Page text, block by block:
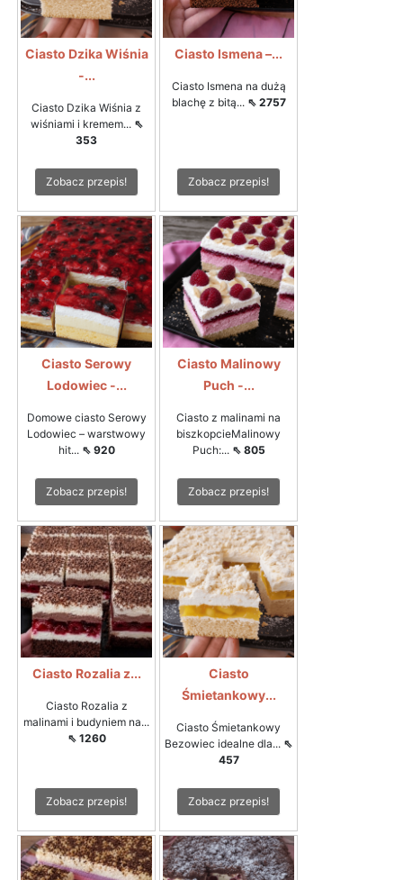
Ciasto Dzika Wiśnia
-...
Ciasto Dzika Wiśnia z
wiśniami i kremem... ⇖
353
Zobacz przepis!
Ciasto Ismena –...
Ciasto Ismena na dużą
blachę z bitą... ⇖ 2757
Zobacz przepis!
Ciasto Serowy
Lodowiec -...
Domowe ciasto Serowy
Lodowiec – warstwowy
hit... ⇖ 920
Zobacz przepis!
Ciasto Malinowy
Puch -...
Ciasto z malinami na
biszkopcieMalinowy
Puch:... ⇖ 805
Zobacz przepis!
Ciasto Rozalia z...
Ciasto Rozalia z
malinami i budyniem na...
⇖ 1260
Zobacz przepis!
Ciasto
Śmietankowy...
Ciasto Śmietankowy
Bezowiec idealne dla... ⇖
457
Zobacz przepis!